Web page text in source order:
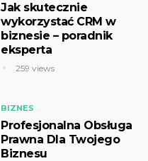
Jak skutecznie
wykorzystać CRM w
biznesie – poradnik
eksperta
259 views
BIZNES
Profesjonalna Obsługa
Prawna Dla Twojego
Biznesu